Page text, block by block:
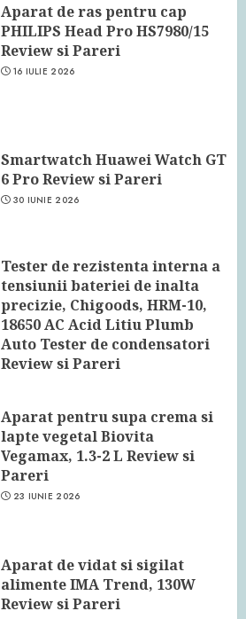
Aparat de ras pentru cap
PHILIPS Head Pro HS7980/15
Review si Pareri
16 IULIE 2026
Smartwatch Huawei Watch GT
6 Pro Review si Pareri
30 IUNIE 2026
Tester de rezistenta interna a
tensiunii bateriei de inalta
precizie, Chigoods, HRM-10,
18650 AC Acid Litiu Plumb
Auto Tester de condensatori
Review si Pareri
Aparat pentru supa crema si
lapte vegetal Biovita
Vegamax, 1.3-2 L Review si
Pareri
23 IUNIE 2026
Aparat de vidat si sigilat
alimente IMA Trend, 130W
Review si Pareri